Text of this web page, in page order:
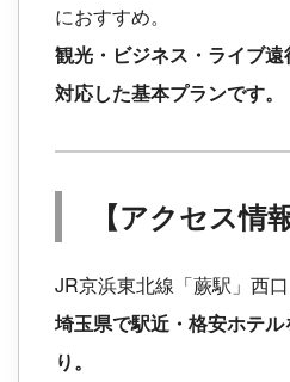
におすすめ。
観光・ビジネス・ライブ
対応した基本プランです。
【アクセス情
JR京浜東北線「蕨駅」西口
埼玉県で駅近・格安ホテ
り。